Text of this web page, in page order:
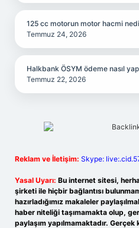
125 cc motorun motor hacmi
Temmuz 24, 2026
Halkbank ÖSYM ödeme nasıl
Temmuz 22, 2026
Reklam ve İletişim: Skype:
Yasal Uyarı: Bu internet sitesi,
şirketi ile hiçbir bağlantısı
hazırladığımız makaleler
haber niteliği taşımamakta olup,
paylaşım yapılmamaktadır.